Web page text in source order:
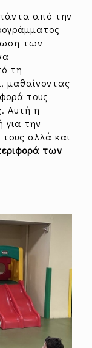
από την
των
τη
μαθαίνοντας
τους
Αυτή η
για την
τους αλλά και
των